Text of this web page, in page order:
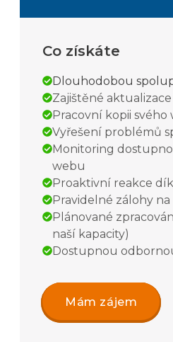
Co získáte
Dlouhodobou
Zajištěné
Pracovní kopii svého
Vyřešení problémů
Monitoring
webu
Proaktivní reakce
Pravidelné zálohy
Plánované
naší kapacity)
Dostupnou
Mám zájem